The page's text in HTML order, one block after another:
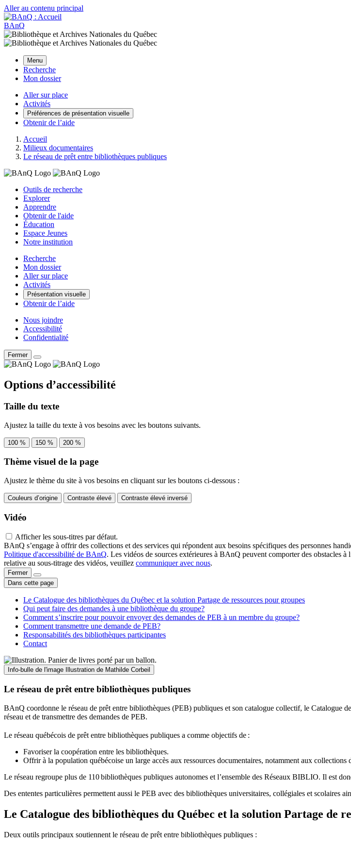
Aller au contenu principal
BAnQ
Menu
Recherche
Mon dossier
Aller sur place
Activités
Préférences de présentation visuelle
Obtenir de l’aide
Accueil
Milieux documentaires
Le réseau de prêt entre bibliothèques publiques
Outils de recherche
Explorer
Apprendre
Obtenir de l'aide
Éducation
Espace Jeunes
Notre institution
Recherche
Mon dossier
Aller sur place
Activités
Présentation visuelle
Obtenir de l’aide
Nous joindre
Accessibilité
Confidentialité
Fermer
Options d’accessibilité
Taille du texte
Ajustez la taille du texte à vos besoins avec les boutons suivants.
100 % 150 % 200 %
Thème visuel de la page
Ajustez le thème du site à vos besoins en cliquant sur les boutons ci-dessous :
Couleurs d’origine Contraste élevé Contraste élevé inversé
Vidéo
Afficher les sous-titres par défaut.
BAnQ s’engage à offrir des collections et des services qui répondent aux besoins spécifiques des personnes
Politique d'accessibilité de BAnQ. Les vidéos de sources extérieures à BAnQ peuvent comporter des obstacles
relative au sous-titrage des vidéos, veuillez communiquer avec nous.
Fermer
Dans cette page
Le Catalogue des bibliothèques du Québec et la solution Partage de ressources pour groupes
Qui peut faire des demandes à une bibliothèque du groupe?
Comment s’inscrire pour pouvoir envoyer des demandes de PEB à un membre du groupe?
Comment transmettre une demande de PEB?
Responsabilités des bibliothèques participantes
Contact
Info-bulle de l'image Illustration de Mathilde Corbeil
Le réseau de prêt entre bibliothèques publiques
BAnQ coordonne le réseau de prêt entre bibliothèques (PEB) publiques et son catalogue collectif, le Catalogue
réseau et de transmettre des demandes de PEB.
Le réseau québécois de prêt entre bibliothèques publiques a comme objectifs de :
Favoriser la coopération entre les bibliothèques.
Offrir à la population québécoise un large accès aux ressources documentaires, notamment aux collections
Le réseau regroupe plus de 110bibliothèques publiques autonomes et l’ensemble des Réseaux BIBLIO. Il est
Des ententes particulières permettent aussi le PEB avec des bibliothèques universitaires, collégiales et scolaires
Le Catalogue des bibliothèques du Québec et la solution Partage de
Deux outils principaux soutiennent le réseau de prêt entre bibliothèques publiques :